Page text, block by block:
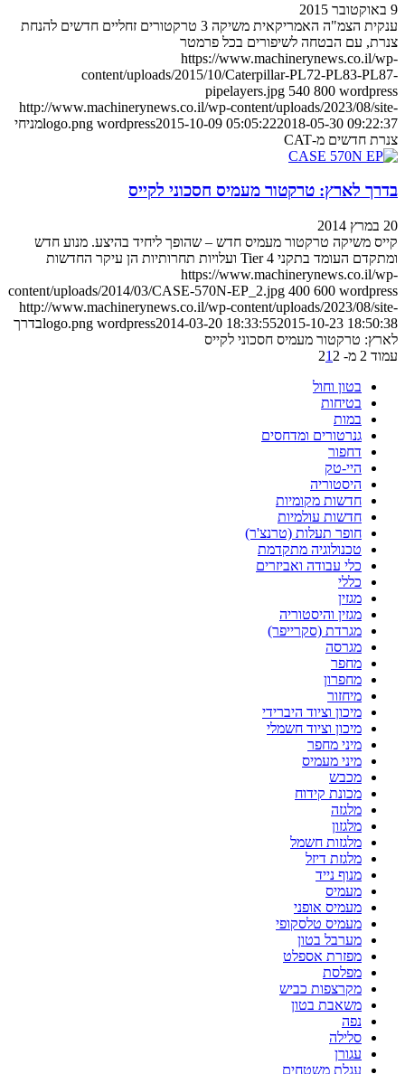
9 באוקטובר 2015
ענקית הצמ"ה האמריקאית משיקה 3 טרקטורים זחליים חדשים להנחת
צנרת, עם הבטחה לשיפורים בכל פרמטר
https://www.machinerynews.co.il/wp-
content/uploads/2015/10/Caterpillar-PL72-PL83-PL87-
pipelayers.jpg 540 800 wordpress
http://www.machinerynews.co.il/wp-content/uploads/2023/08/site-
logo.png wordpress2015-10-09 05:05:222018-05-30 09:22:37
מניחי
צנרת חדשים מ-CAT
בדרך לארץ: טרקטור מעמיס חסכוני לקייס
20 במרץ 2014
קייס משיקה טרקטור מעמיס חדש – שהופך ליחיד בהיצע. מנוע חדש
ומתקדם העומד בתקני Tier 4 ועלויות תחרותיות הן עיקר החדשות
https://www.machinerynews.co.il/wp-
content/uploads/2014/03/CASE-570N-EP_2.jpg 400 600 wordpress
http://www.machinerynews.co.il/wp-content/uploads/2023/08/site-
logo.png wordpress2014-03-20 18:33:552015-10-23 18:50:38
בדרך
לארץ: טרקטור מעמיס חסכוני לקייס
עמוד 2 מ- 2
1 2
בטון וחול
בטיחות
במות
גנרטורים ומדחסים
דחפור
היי-טק
היסטוריה
חדשות מקומיות
חדשות עולמיות
חופר תעלות (טרנצ'ר)
טכנולוגיה מתקדמת
כלי עבודה ואביזרים
כללי
מגזין
מגזין והיסטוריה
מגרדת (סקרייפר)
מגרסה
מחפר
מחפרון
מיחזור
מיכון וציוד היברידי
מיכון וציוד חשמלי
מיני מחפר
מיני מעמיס
מכבש
מכונת קידוח
מלגזה
מלגזון
מלגזות חשמל
מלגזת דיזל
מנוף נייד
מעמיס
מעמיס אופני
מעמיס טלסקופי
מערבל בטון
מפזרת אספלט
מפלסת
מקרצפות כביש
משאבת בטון
נפה
סלילה
עגורן
עגלת משטחים